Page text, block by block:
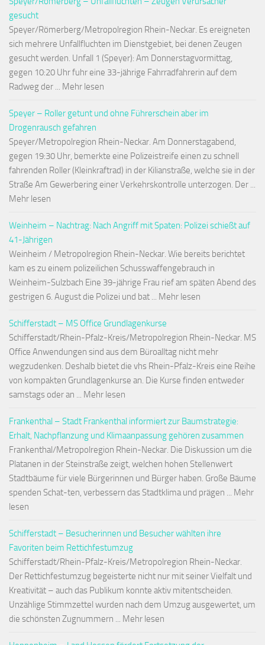
gesucht
Speyer/Römerberg/Metropolregion Rhein-Neckar. Es ereigneten
sich mehrere Unfallfluchten im Dienstgebiet, bei denen Zeugen
gesucht werden. Unfall 1 (Speyer): Am Donnerstagvormittag,
gegen 10:20 Uhr fuhr eine 33-jährige Fahrradfahrerin auf dem
Radweg der ... Mehr lesen
Speyer – Roller getunt und ohne Führerschein aber im
Drogenrausch gefahren
Speyer/Metropolregion Rhein-Neckar. Am Donnerstagabend,
gegen 19:30 Uhr, bemerkte eine Polizeistreife einen zu schnell
fahrenden Roller (Kleinkraftrad) in der Kilianstraße, welche sie in der
Straße Am Gewerbering einer Verkehrskontrolle unterzogen. Der ...
Mehr lesen
Weinheim – Nachtrag: Nach Angriff mit Spaten: Polizei schießt auf
41-Jährigen
Weinheim / Metropolregion Rhein-Neckar. Wie bereits berichtet
kam es zu einem polizeilichen Schusswaffengebrauch in
Weinheim-Sulzbach Eine 39-jährige Frau rief am späten Abend des
gestrigen 6. August die Polizei und bat ... Mehr lesen
Schifferstadt – MS Office Grundlagenkurse
Schifferstadt/Rhein-Pfalz-Kreis/Metropolregion Rhein-Neckar. MS
Office Anwendungen sind aus dem Büroalltag nicht mehr
wegzudenken. Deshalb bietet die vhs Rhein-Pfalz-Kreis eine Reihe
von kompakten Grundlagenkurse an. Die Kurse finden entweder
samstags oder an ... Mehr lesen
Frankenthal – Stadt Frankenthal informiert zur Baumstrategie:
Erhalt, Nachpflanzung und Klimaanpassung gehören zusammen
Frankenthal/Metropolregion Rhein-Neckar. Die Diskussion um die
Platanen in der Steinstraße zeigt, welchen hohen Stellenwert
Stadtbäume für viele Bürgerinnen und Bürger haben. Große Bäume
spenden Schat-ten, verbessern das Stadtklima und prägen ... Mehr
lesen
Schifferstadt – Besucherinnen und Besucher wählten ihre
Favoriten beim Rettichfestumzug
Schifferstadt/Rhein-Pfalz-Kreis/Metropolregion Rhein-Neckar.
Der Rettichfestumzug begeisterte nicht nur mit seiner Vielfalt und
Kreativität – auch das Publikum konnte aktiv mitentscheiden.
Unzählige Stimmzettel wurden nach dem Umzug ausgewertet, um
die schönsten Zugnummern ... Mehr lesen